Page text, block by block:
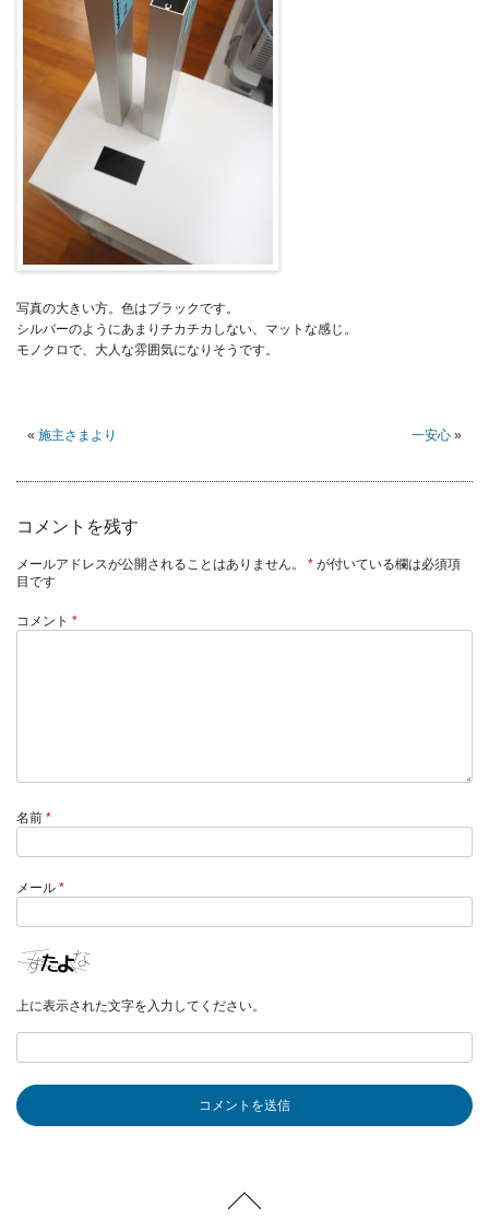
写真の大きい方。色はブラックです。
シルバーのようにあまりチカチカしない、マットな感じ。
モノクロで、大人な雰囲気になりそうです。
« 施主さまより 一安心 »
コメントを残す
メールアドレスが公開されることはありません。 * が付いている欄は必須項
目です
コメント *
名前 *
メール *
上に表示された文字を入力してください。